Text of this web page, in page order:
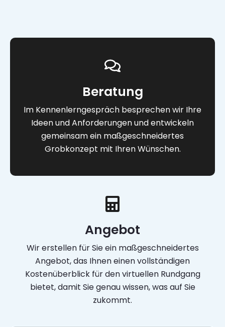
Beratung
Im Kennenlerngespräch besprechen wir Ihre
Ideen und Anforderungen und entwickeln
gemeinsam ein maßgeschneidertes
Grobkonzept mit Ihren Wünschen.
Angebot
Wir erstellen für Sie ein maßgeschneidertes
Angebot, das Ihnen einen vollständigen
Kostenüberblick für den virtuellen Rundgang
bietet, damit Sie genau wissen, was auf Sie
zukommt.